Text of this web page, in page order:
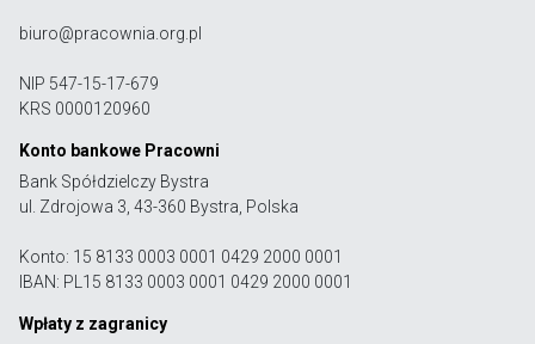
biuro@pracownia.org.pl
NIP 547-15-17-679
KRS 0000120960
Konto bankowe Pracowni
Bank Spółdzielczy Bystra
ul. Zdrojowa 3, 43-360 Bystra, Polska
Konto: 15 8133 0003 0001 0429 2000 0001
IBAN: PL15 8133 0003 0001 0429 2000 0001
Wpłaty z zagranicy